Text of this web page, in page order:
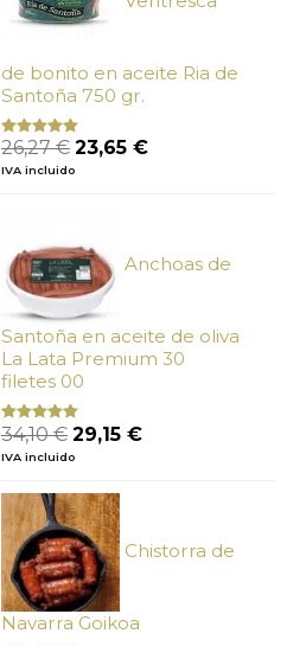
de bonito en aceite Ria de
Santoña 750 gr.
Valorado
con
5
26,27€ El
precio
23,65 €El
IVA incluido
Anchoas de
Santoña en aceite de oliva
La Lata Premium 30
filetes 00
Valorado
con
de 5
34,10€ El
precio
era:
34,10 €.
29,15 €El
IVA incluido
Chistorra de
Navarra Goikoa